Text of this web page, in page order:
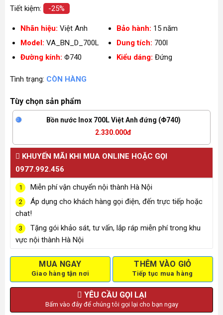
Tiết kiệm: -25%
Nhãn hiệu: Việt Anh Bảo hành: 15 năm
Model: VA_BN_D_700L Dung tích: 700l
Đường kính: Φ740 Kiểu dáng:Đứng
Tình trạng: CÒN HÀNG
Tùy chọn sản phẩm
Bồn nước Inox 700L Việt Anh đứng (Φ740)
2.330.000đ
KHUYẾN MÃI KHI MUA ONLINE HOẶC GỌI
0977.992.456
1 Miễn phí vận chuyển nội thành Hà Nội
2
Áp dụng cho khách hàng gọi điện, đến trực tiếp hoặc
chat!
3
Tặng gói khảo sát, tư vấn, lắp ráp miễn phí trong khu
vực nội thành Hà Nội
MUA NGAY
Giao hàng tận nơi
THÊM VÀO GIỎ
Tiếp tục mua hàng
YÊU CẦU GỌI LẠI
Bấm vào đây để chúng tôi gọi lại cho bạn ngay